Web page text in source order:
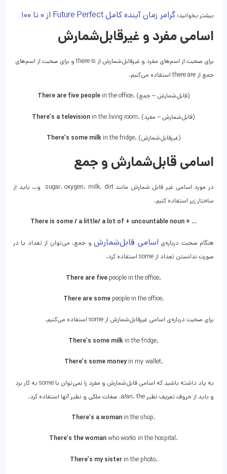
بیشتر بخوانید: گرامر زمان آینده کامل Future Perfect از ۰ تا ۱۰۰
اسامی مفرد و غیرقابل‌شمارش
برای صحبت از اسم‌های مفرد و غیرقابل‌شمارش از there is و برای صحبت از اسم‌های
جمع از there are استفاده می‌کنیم.
There are five people in the office. (قابل‌شمارش – جمع)
There’s a television in the living room. (قابل‌شمارش – مفرد)
There’s some milk in the fridge. (غیرقابل‌شمارش)
اسامی قابل‌شمارش و جمع
در مورد اسامی غیر قابل شمارش مانند sugar، oxygen، milk، dirt و… باید از
ساختار زیر استفاده کنیم.
There is some / a little/ a lot of + uncountable noun + …
هنگام صحبت درباره‌ی اسامی قابل‌شمارشو جمع، می‌توان از تعداد یا در
صورت ندانستن تعداد از some استفاده کرد.
There are five people in the office.
There are somepeople in the office.
برای صحبت درباره‌ی اسامی غیرقابل‌شمارش از some استفاده می‌کنیم.
There’s some milk in the fridge.
There’s some moneyin my wallet.
به یاد داشته باشید که اسامی قابل‌شمارش و مفرد را نمی‌توان با some به کار برد
و باید از حروف تعریف نظیر a/an، the، صفات ملکی و نظیر آنها استفاده کرد.
There’s a woman in the shop.
There’s the womanwho works in the hospital.
There’s my sisterin the photo.